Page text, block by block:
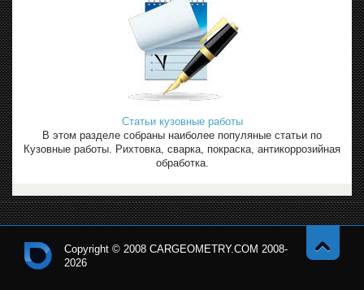
Статьи кузовные работы
В этом разделе собраны наиболее популяные статьи по
Кузовные работы. Рихтовка, сварка, покраска, антикоррозийная
обработка.
Copyright © 2008 CARGEOMETRY.COM 2008-
2026